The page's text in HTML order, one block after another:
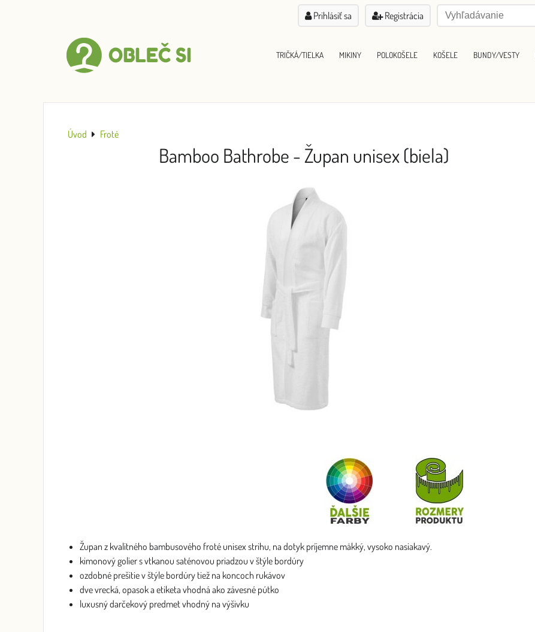
Prihlásiť sa Registrácia
TRIČKÁ/TIELKA MIKINY POLOKOŠELE KOŠELE BUNDY/VESTY
Úvod Froté
Bamboo Bathrobe - Župan unisex (biela)
Župan z kvalitného bambusového froté unisex strihu, na dotyk príjemne mäkký, vysoko nasiakavý.
kimonový golier s vtkanou saténovou priadzou v štýle bordúry
ozdobné prešitie v štýle bordúry tiež na koncoch rukávov
dve vrecká, opasok a etiketa vhodná ako závesné pútko
luxusný darčekový predmet vhodný na výšivku